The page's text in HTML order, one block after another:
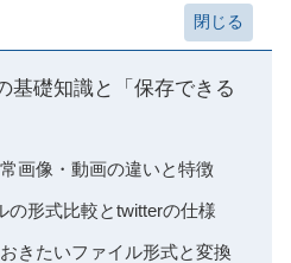
基礎知識と「保存できる
画像・動画の違いと特徴
の形式比較とtwitterの仕様
きたいファイル形式と変換